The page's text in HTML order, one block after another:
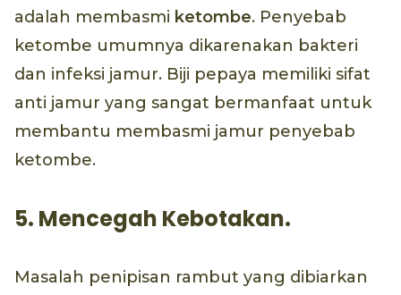
adalah membasmi ketombe. Penyebab
ketombe umumnya dikarenakan bakteri
dan infeksi jamur. Biji pepaya memiliki sifat
anti jamur yang sangat bermanfaat untuk
membantu membasmi jamur penyebab
ketombe.
5. Mencegah Kebotakan.
Masalah penipisan rambut yang dibiarkan